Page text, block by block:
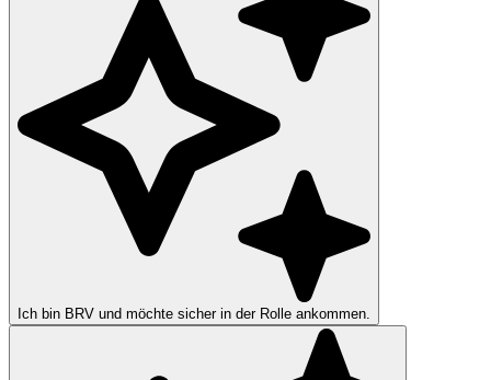
Ich bin BRV und möchte sicher in der Rolle ankommen.